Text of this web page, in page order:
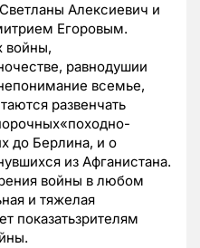
Алексиевич и
Егоровым.
войны,
равнодушии
всемье,
развенчать
до Берлина, и о
из Афганистана.
войны в любом
и тяжелая
показатьзрителям